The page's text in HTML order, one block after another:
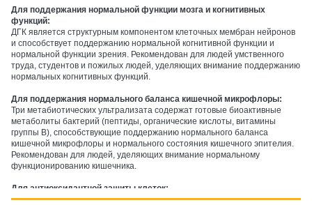
Для поддержания нормальной функции мозга и когнитивных
функций:
ДГК является структурным компонентом клеточных мембран нейронов
и способствует поддержанию нормальной когнитивной функции и
нормальной функции зрения. Рекомендован для людей умственного
труда, студентов и пожилых людей, уделяющих внимание поддержанию
нормальных когнитивных функций.
Для поддержания нормального баланса кишечной микрофлоры:
Три метабиотических ультрализата содержат готовые биоактивные
метаболиты бактерий (пептиды, органические кислоты, витамины
группы B), способствующие поддержанию нормального баланса
кишечной микрофлоры и нормального состояния кишечного эпителия.
Рекомендован для людей, уделяющих внимание нормальному
функционированию кишечника.
Для антиоксидантной защиты клеток:
Гидроксикоричные кислоты эхинацеи обладают антиоксидантными